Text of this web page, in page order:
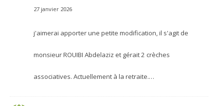
27 janvier 2026
j'aimerai apporter une petite modification, il s'agit de
monsieur ROUIBI Abdelaziz et gérait 2 crèches
associatives. Actuellement à la retraite.…